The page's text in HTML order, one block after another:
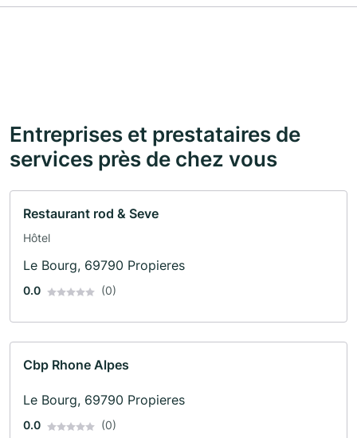
Entreprises et prestataires de
services près de chez vous
Restaurant rod & Seve
Hôtel
Le Bourg, 69790 Propieres
0.0 (0)
Cbp Rhone Alpes
Le Bourg, 69790 Propieres
0.0 (0)